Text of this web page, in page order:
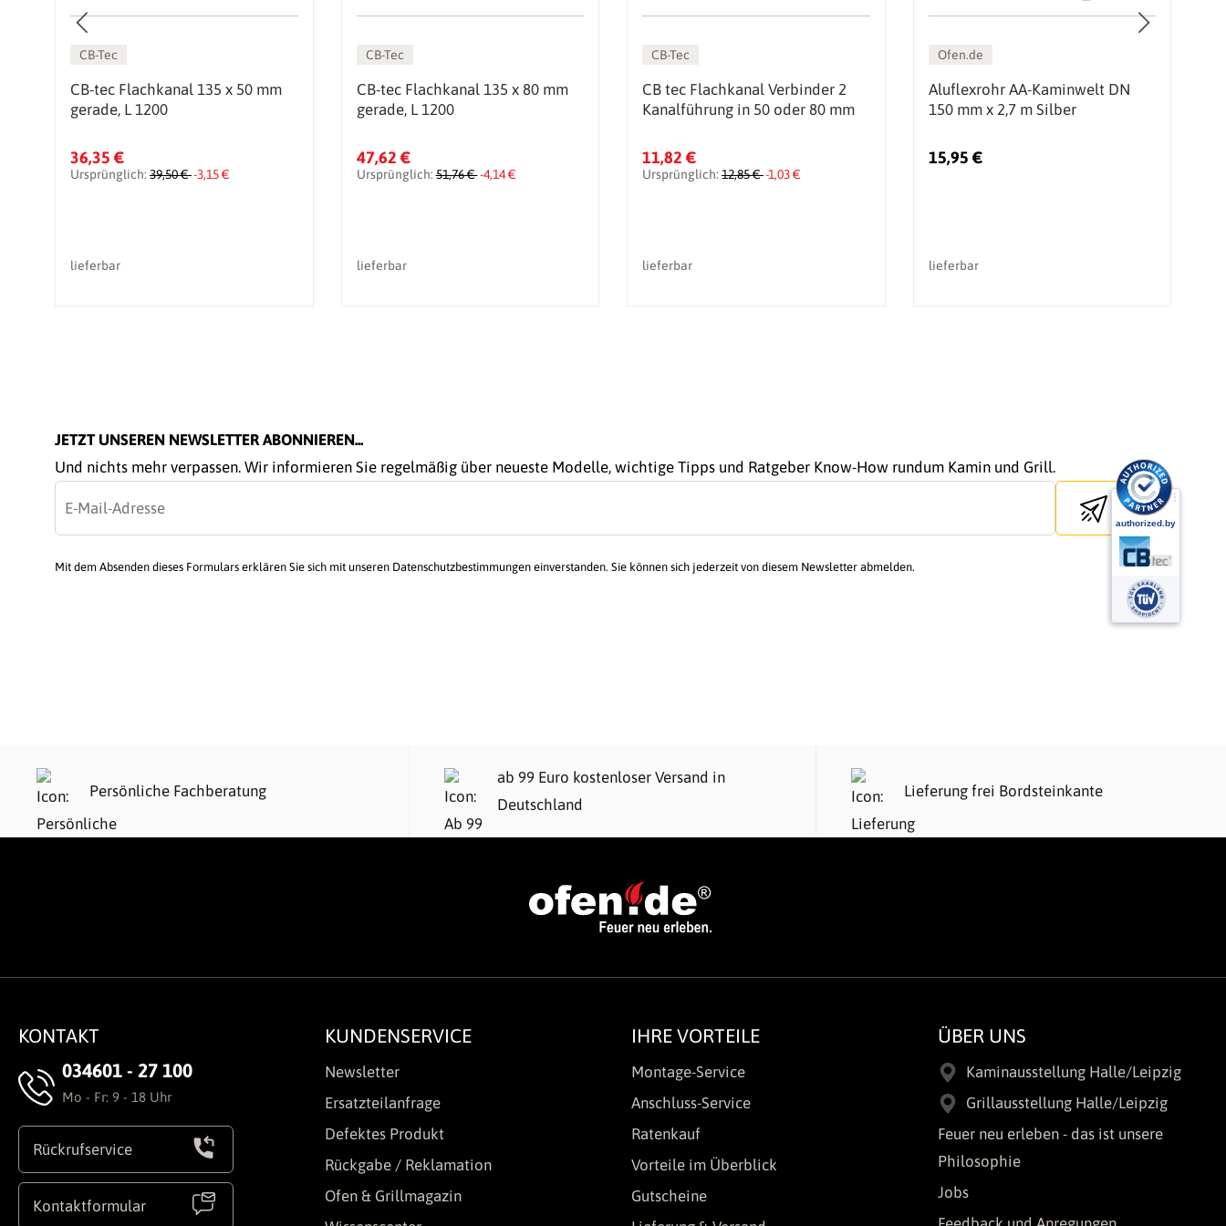
CB-Tec
CB-tec Flachkanal 135 x 50 mm
gerade, L 1200
36,35 €
Ursprünglich: 39,50 €-3,15 €
lieferbar
CB-Tec
CB-tec Flachkanal 135 x 80 mm
gerade, L 1200
47,62 €
Ursprünglich:51,76 €-4,14 €
lieferbar
CB-Tec
CB tec Flachkanal Verbinder 2
Kanalführung in 50 oder 80 mm
11,82 €
Ursprünglich: 12,85 €-1,03 €
lieferbar
Ofen.de
Aluflexrohr AA-Kaminwelt DN
150 mm x 2,7 m Silber
15,95 €
lieferbar
JETZT UNSEREN NEWSLETTER ABONNIEREN...
Und nichts mehr verpassen. Wir informieren Sie regelmäßig über neueste Modelle, wichtige Tipps und Ratgeber Know-How rundum Kamin und Grill.
Send newsletter
Mit dem Absenden dieses Formulars erklären Sie sich mit unseren Datenschutzbestimmungen einverstanden. Sie können sich jederzeit von diesem Newsletter abmelden.
Persönliche Fachberatung
ab 99 Euro kostenloser Versand in
Deutschland
Lieferung frei Bordsteinkante
KONTAKT
034601 - 27 100
Mo - Fr: 9 - 18 Uhr
Rückrufservice
Kontaktformular
KUNDENSERVICE
Newsletter
Ersatzteilanfrage
Defektes Produkt
Rückgabe / Reklamation
Ofen & Grillmagazin
IHRE VORTEILE
Montage-Service
Anschluss-Service
Ratenkauf
Vorteile im Überblick
Gutscheine
ÜBER UNS
Kaminausstellung Halle/Leipzig
Grillausstellung Halle/Leipzig
Feuer neu erleben - das ist unsere
Philosophie
Jobs